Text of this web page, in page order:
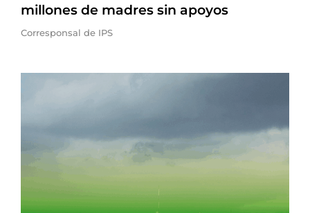
millones de madres sin apoyos
Corresponsal de IPS